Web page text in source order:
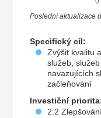
Poslední aktualizace
Specifický cíl:
Zvýšit kvalitu
služeb,
navazujících
začleňování
Investiční
2.2